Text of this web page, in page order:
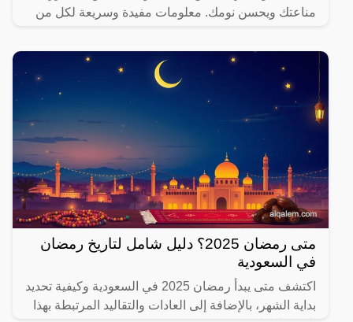
مناعتك ويحسن نومك. معلومات مفيدة وسريعة لكل من
متى رمضان 2025؟ دليل شامل لتاريخ رمضان
في السعودية
اكتشف متى يبدأ رمضان 2025 في السعودية وكيفية تحديد
بداية الشهر، بالإضافة إلى العادات والتقاليد المرتبطة بهذا